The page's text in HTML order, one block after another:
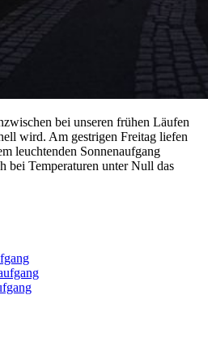
bei unseren frühen Läufen
wird. Am gestrigen Freitag liefen
leuchtenden Sonnenaufgang
bei Temperaturen unter Null das